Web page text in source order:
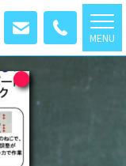
MENU